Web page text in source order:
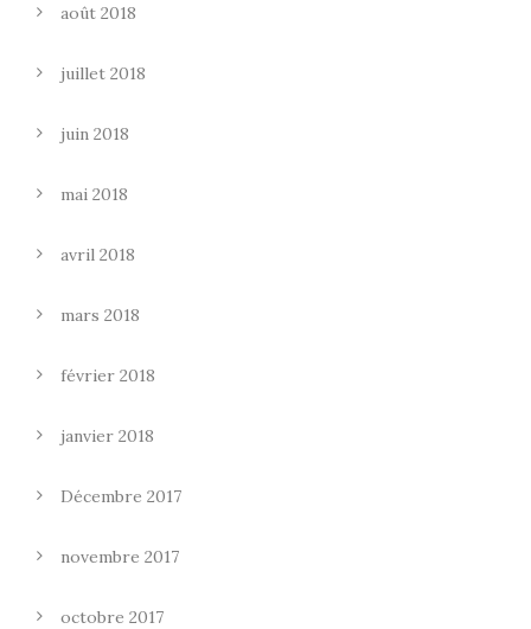
août 2018
juillet 2018
juin 2018
mai 2018
avril 2018
mars 2018
février 2018
janvier 2018
Décembre 2017
novembre 2017
octobre 2017